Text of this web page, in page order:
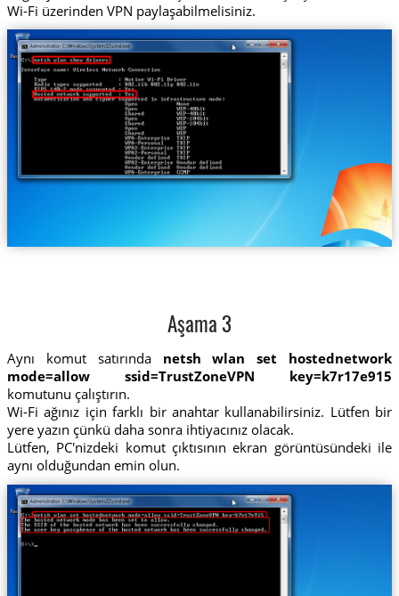
Wi-Fi üzerinden VPN paylaşabilmelisiniz.
Aşama 3
Aynı komut satırında netsh wlan set hostednetwork
mode=allow ssid=TrustZoneVPN key=k7r17e915
komutunu çalıştırın.
Wi-Fi ağınız için farklı bir anahtar kullanabilirsiniz. Lütfen bir
yere yazın çünkü daha sonra ihtiyacınız olacak.
Lütfen, PC'nizdeki komut çıktısının ekran görüntüsündeki ile
aynı olduğundan emin olun.